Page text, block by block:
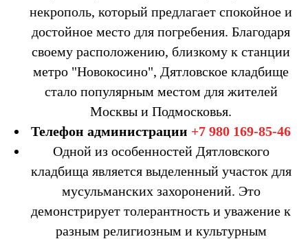
некрополь, который предлагает спокойное и
достойное место для погребения. Благодаря
своему расположению, близкому к станции
метро "Новокосино", Дятловское кладбище
стало популярным местом для жителей
Москвы и Подмосковья.
Телефон администрации +7 980 169-85-46
Одной из особенностей Дятловского
кладбища является выделенный участок для
мусульманских захоронений. Это
демонстрирует толерантность и уважение к
разным религиозным и культурным